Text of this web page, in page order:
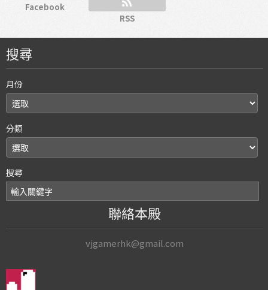
Facebook
RSS
搜尋
月份
分類
搜尋
聯絡本殿
vjgamerhk@gmail.com